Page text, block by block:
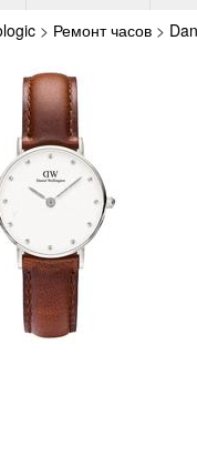
> Ремонт часов >